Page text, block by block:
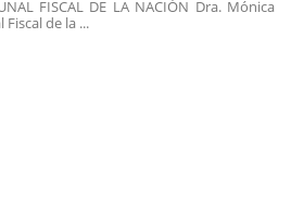
FISCAL DE LA NACIÓN Dra. Mónica
de la ...